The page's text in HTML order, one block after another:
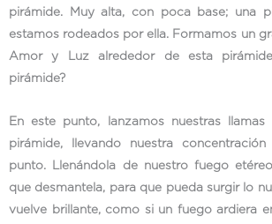
pirámide. Muy alta, con poca base; una
estamos rodeados por ella. Formamos un
Amor y Luz alrededor de esta
pirámide?
En este punto, lanzamos nuestras
pirámide, llevando nuestra
punto. Llenándola de nuestro fuego
que desmantela, para que pueda surgir lo
vuelve brillante, como si un fuego ardiera